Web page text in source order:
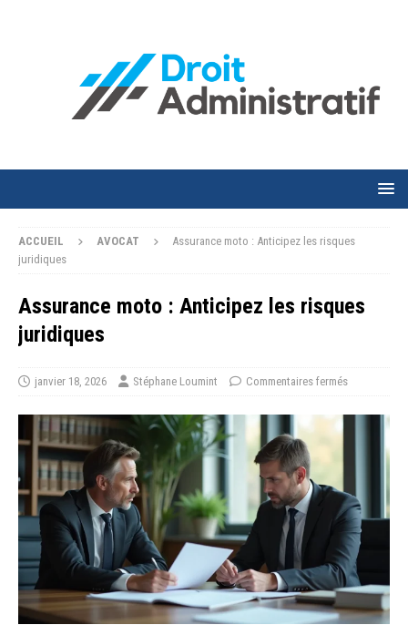
ACCUEIL AVOCAT
Assurance moto : Anticipez les risques
juridiques
Assurance moto : Anticipez les risques
juridiques
janvier 18, 2026 Stéphane Loumint Commentaires fermés